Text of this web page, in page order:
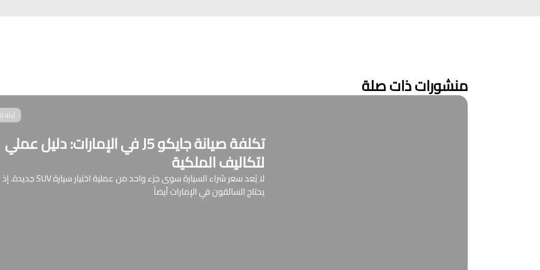
منشورات ذات صلة
أدلة
تكلفة صيانة جايكو J5 في الإمارات: دليل عملي
لتكاليف الملكية
لا يُعد سعر شراء السيارة سوى جزء واحد من عملية اختيار سيارة SUV جديدة. إذ
يحتاج السائقون في الإمارات أيضاً